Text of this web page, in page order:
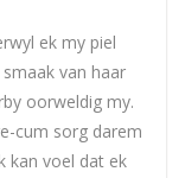
ek my piel
van haar
oorweldig my.
cum sorg darem
kan voel dat ek